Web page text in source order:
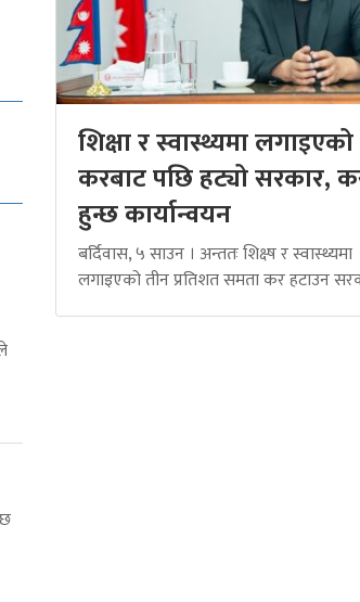
शिक्षा र स्वास्थ्यमा लगाइएको
करबाट पछि हट्यो सरकार,
हुन्छ कार्यान्वयन
बर्दिवास, ५ साउन । अन्ततः शिक्ष्ष र स्वास्थ्यमा
लगाइएको तीन प्रतिशत समता कर हटाउन